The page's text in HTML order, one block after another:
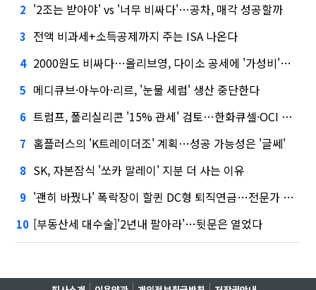
2 '2조는 받아야' vs '너무 비싸다'…공차, 매각 성공할까
3 전액 비과세+소득공제까지 주는 ISA 나온다
4 2000원도 비싸다…올리브영, 다이소 공세에 '가성비'로 맞불
5 메디큐브·아누아·리르, '눈물 세럼' 생산 중단한다
6 트럼프, 폴리실리콘 '15% 관세' 검토…한화큐셀·OCI 영향은?
7 홈플러스의 'K트레이더조' 계획…성공 가능성은 '글쎄'
8 SK, 자본잠식 '쏘카 말레이' 지분 더 사는 이유
9 '괜히 바꿨나' 폭락장이 할퀸 DC형 퇴직연금…전문가 조언은
10 [부동산세 대수술]'2년내 팔아라'…뒷문은 열었다